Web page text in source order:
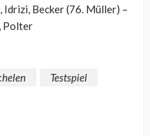
Idrizi, Becker (76. Müller) –
Polter
Testspiel